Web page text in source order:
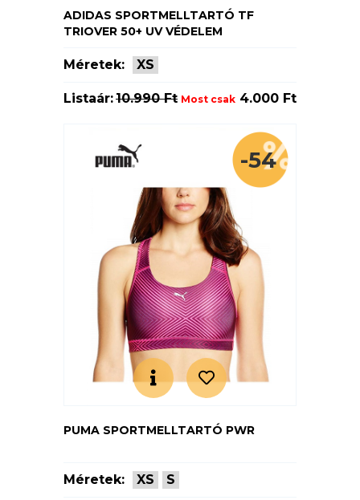
ADIDAS SPORTMELLTARTÓ TF
TRIOVER 50+ UV VÉDELEM
Méretek: XS
Listaár:10.990 Ft Most csak 4.000 Ft
-54
PUMA SPORTMELLTARTÓ PWR
Méretek: XS S